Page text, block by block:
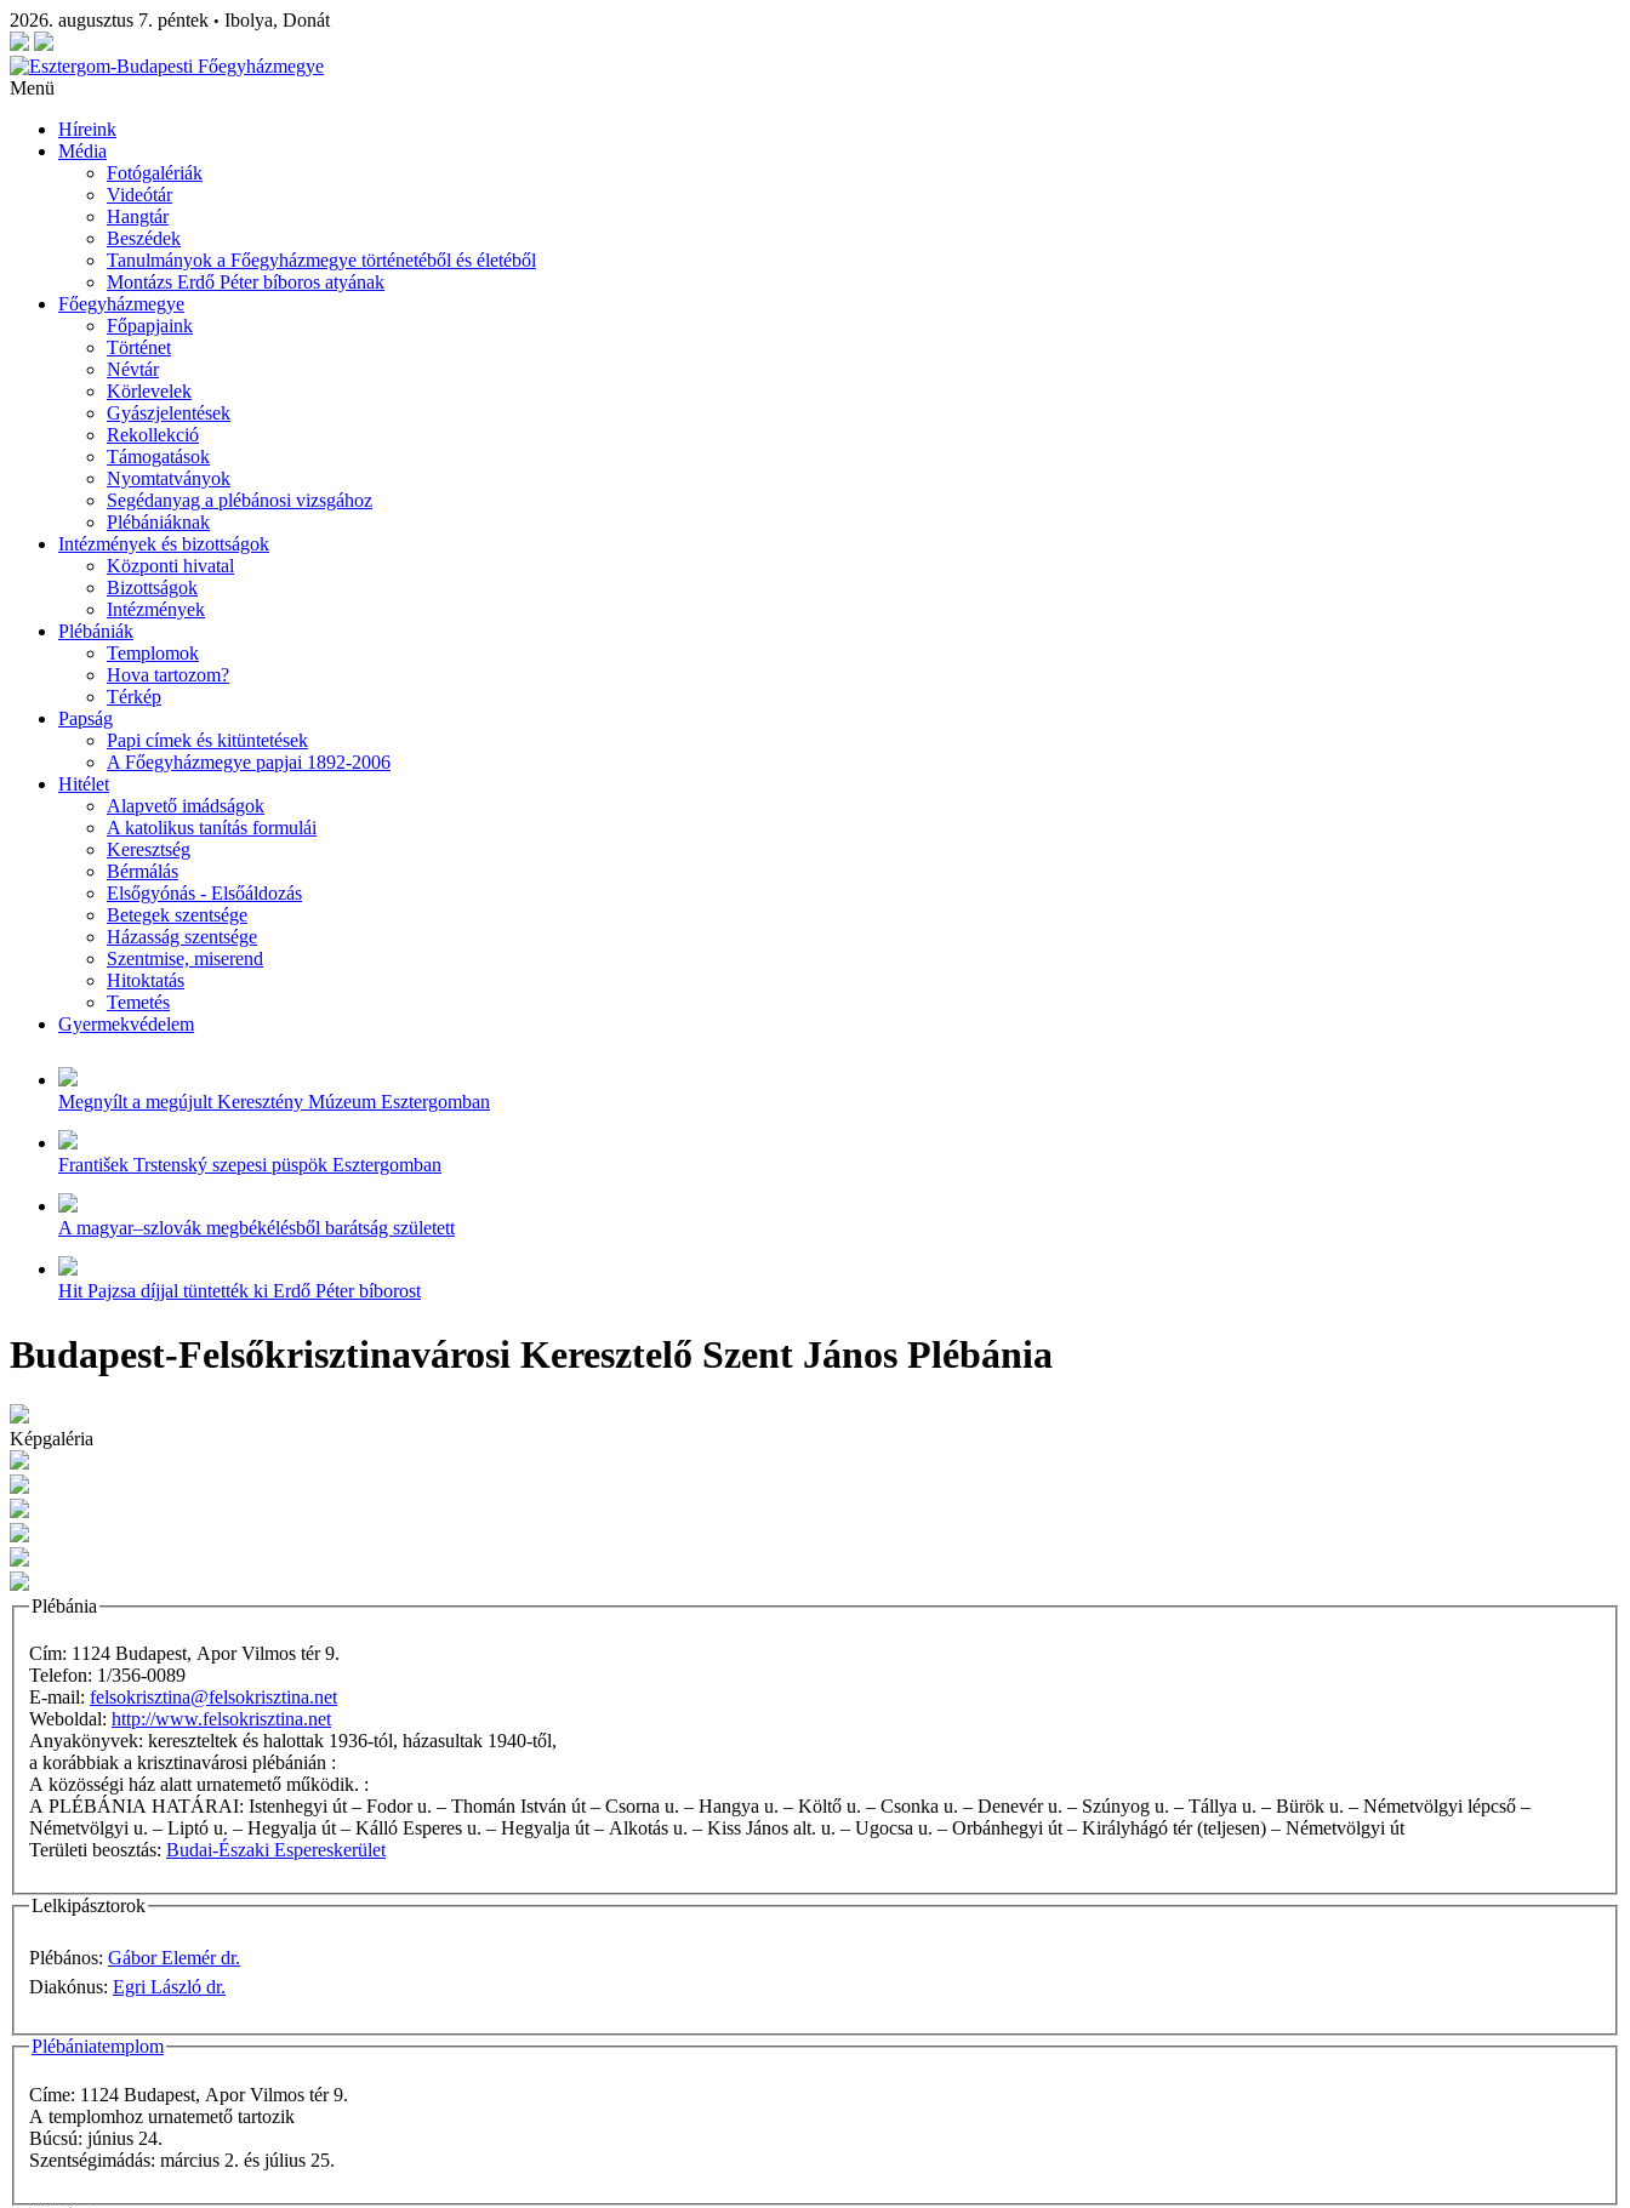
2026. augusztus 7. péntek • Ibolya, Donát
Menü
Híreink
Média
Fotógalériák
Videótár
Hangtár
Beszédek
Tanulmányok a Főegyházmegye történetéből és életéből
Montázs Erdő Péter bíboros atyának
Főegyházmegye
Főpapjaink
Történet
Névtár
Körlevelek
Gyászjelentések
Rekollekció
Támogatások
Nyomtatványok
Segédanyag a plébánosi vizsgához
Plébániáknak
Intézmények és bizottságok
Központi hivatal
Bizottságok
Intézmények
Plébániák
Templomok
Hova tartozom?
Térkép
Papság
Papi címek és kitüntetések
A Főegyházmegye papjai 1892-2006
Hitélet
Alapvető imádságok
A katolikus tanítás formulái
Keresztség
Bérmálás
Elsőgyónás - Elsőáldozás
Betegek szentsége
Házasság szentsége
Szentmise, miserend
Hitoktatás
Temetés
Gyermekvédelem
Megnyílt a megújult Keresztény Múzeum Esztergomban
František Trstenský szepesi püspök Esztergomban
A magyar–szlovák megbékélésből barátság született
Hit Pajzsa díjjal tüntették ki Erdő Péter bíborost
Budapest-Felsőkrisztinavárosi Keresztelő Szent János Plébánia
Képgaléria
Plébánia
Cím: 1124 Budapest, Apor Vilmos tér 9.
Telefon: 1/356-0089
E-mail: felsokrisztina@felsokrisztina.net
Weboldal: http://www.felsokrisztina.net
Anyakönyvek: kereszteltek és halottak 1936-tól, házasultak 1940-től,
a korábbiak a krisztinavárosi plébánián :
A közösségi ház alatt urnatemető működik. :
A PLÉBÁNIA HATÁRAI: Istenhegyi út – Fodor u. – Thomán István út – Csorna u. – Hangya u. – Költő u. – Csonka u. – Denevér u. – Szúnyog u. – Tállya u. – Bürök u. – Németvölgyi lépcső –
Németvölgyi u. – Liptó u. – Hegyalja út – Kálló Esperes u. – Hegyalja út – Alkotás u. – Kiss János alt. u. – Ugocsa u. – Orbánhegyi út – Királyhágó tér (teljesen) – Németvölgyi út
Területi beosztás: Budai-Északi Espereskerület
Lelkipásztorok
Plébános: Gábor Elemér dr.
Diakónus: Egri László dr.
Plébániatemplom
Címe: 1124 Budapest, Apor Vilmos tér 9.
A templomhoz urnatemető tartozik
Búcsú: június 24.
Szentségimádás: március 2. és július 25.